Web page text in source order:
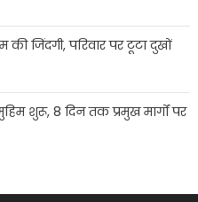
की जिंदगी, परिवार पर टूटा दुखों
शुरू, 8 दिन तक प्रमुख मार्गों पर